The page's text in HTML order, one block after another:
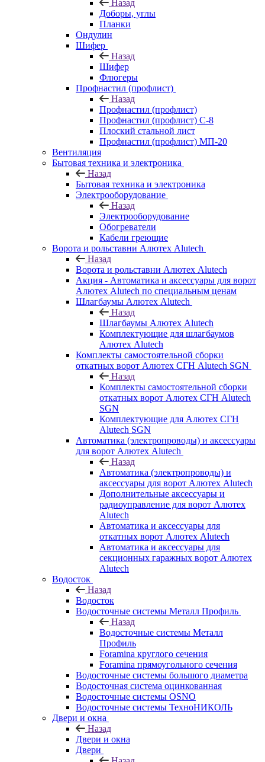
Назад
Доборы, углы
Планки
Ондулин
Шифер
Назад
Шифер
Флюгеры
Профнастил (профлист)
Назад
Профнастил (профлист)
Профнастил (профлист) С-8
Плоский стальной лист
Профнастил (профлист) МП-20
Вентиляция
Бытовая техника и электроника
Назад
Бытовая техника и электроника
Электрооборудование
Назад
Электрооборудование
Обогреватели
Кабели греющие
Ворота и рольставни Алютех Alutech
Назад
Ворота и рольставни Алютех Alutech
Акция - Автоматика и аксессуары для ворот
Алютех Alutech по специальным ценам
Шлагбаумы Алютех Alutech
Назад
Шлагбаумы Алютех Alutech
Комплектующие для шлагбаумов
Алютех Alutech
Комплекты самостоятельной сборки
откатных ворот Алютех СГН Alutech SGN
Назад
Комплекты самостоятельной сборки
откатных ворот Алютех СГН Alutech
SGN
Комплектующие для Алютех СГН
Alutech SGN
Автоматика (электропроводы) и аксессуары
для ворот Алютех Alutech
Назад
Автоматика (электропроводы) и
аксессуары для ворот Алютех Alutech
Дополнительные аксессуары и
радиоуправление для ворот Алютех
Alutech
Автоматика и аксессуары для
откатных ворот Алютех Alutech
Автоматика и аксессуары для
секционных гаражных ворот Алютех
Alutech
Водосток
Назад
Водосток
Водосточные системы Металл Профиль
Назад
Водосточные системы Металл
Профиль
Foramina круглого сечения
Foramina прямоугольного сечения
Водосточные системы большого диаметра
Водосточная система оцинкованная
Водосточные системы OSNO
Водосточные системы ТехноНИКОЛЬ
Двери и окна
Назад
Двери и окна
Двери